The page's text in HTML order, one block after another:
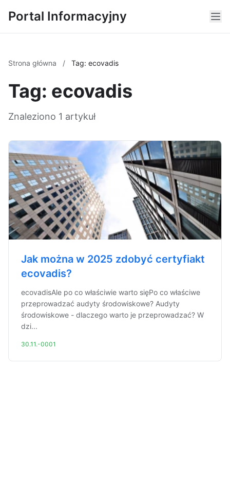
Portal Informacyjny
Strona główna / Tag: ecovadis
Tag: ecovadis
Znaleziono 1 artykuł
Jak można w 2025 zdobyć certyfiakt
ecovadis?
ecovadisAle po co właściwie warto sięPo co właściwe
przeprowadzać audyty środowiskowe? Audyty
środowiskowe - dlaczego warto je przeprowadzać? W
dzi...
30.11.-0001